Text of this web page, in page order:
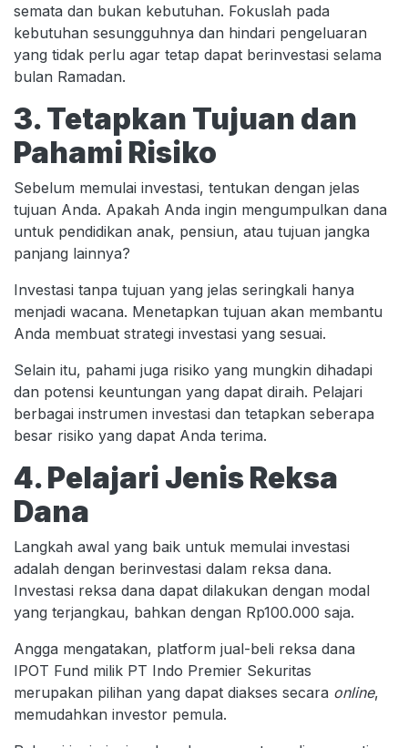
semata dan bukan kebutuhan. Fokuslah pada
kebutuhan sesungguhnya dan hindari pengeluaran
yang tidak perlu agar tetap dapat berinvestasi selama
bulan Ramadan.
3. Tetapkan Tujuan dan
Pahami Risiko
Sebelum memulai investasi, tentukan dengan jelas
tujuan Anda. Apakah Anda ingin mengumpulkan dana
untuk pendidikan anak, pensiun, atau tujuan jangka
panjang lainnya?
Investasi tanpa tujuan yang jelas seringkali hanya
menjadi wacana. Menetapkan tujuan akan membantu
Anda membuat strategi investasi yang sesuai.
Selain itu, pahami juga risiko yang mungkin dihadapi
dan potensi keuntungan yang dapat diraih. Pelajari
berbagai instrumen investasi dan tetapkan seberapa
besar risiko yang dapat Anda terima.
4. Pelajari Jenis Reksa
Dana
Langkah awal yang baik untuk memulai investasi
adalah dengan berinvestasi dalam reksa dana.
Investasi reksa dana dapat dilakukan dengan modal
yang terjangkau, bahkan dengan Rp100.000 saja.
Angga mengatakan, platform jual-beli reksa dana
IPOT Fund milik PT Indo Premier Sekuritas
merupakan pilihan yang dapat diakses secara online,
memudahkan investor pemula.